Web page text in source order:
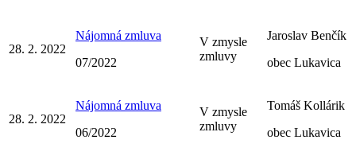
28. 2. 2022
Nájomná zmluva
07/2022
V zmysle
zmluvy
Jaroslav Benčík
obec Lukavica
28. 2. 2022
Nájomná zmluva
06/2022
V zmysle
zmluvy
Tomáš Kollárik
obec Lukavica